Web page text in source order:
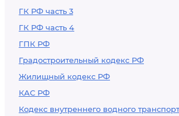
ГК РФ часть 3
ГК РФ часть 4
ГПК РФ
Градостроительный кодекс РФ
Жилищный кодекс РФ
КАС РФ
Кодекс внутреннего водного